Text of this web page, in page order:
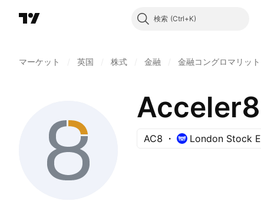
検索
マーケット 英国 株式 金融 金融コングロマリット
AC8 London Stock